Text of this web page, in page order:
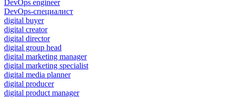
DevOps engineer
DevOps-специалист
digital buyer
digital creator
digital director
digital group head
digital marketing manager
digital marketing specialist
digital media planner
digital producer
digital product manager